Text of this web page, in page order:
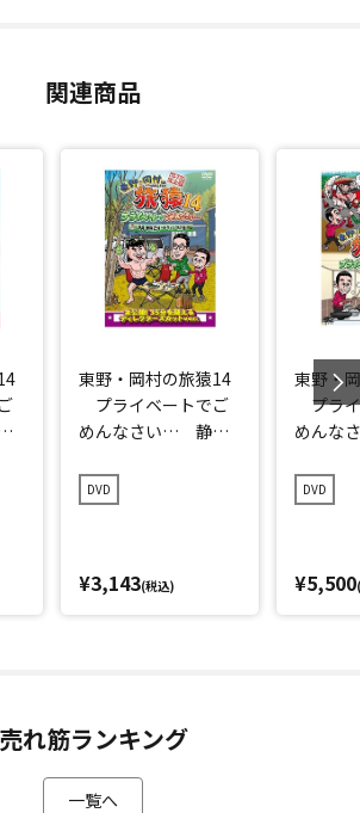
関連商品
東野・岡村の旅猿14
プライベートでご
めんなさい… 静
ャンプの旅 プレミ
アム完全版
DVD
¥3,143(税込)
東野・
プラ
めんな
DVD
¥5,500
売れ筋ランキング
一覧へ